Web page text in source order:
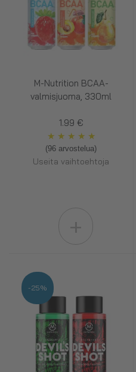
M-Nutrition BCAA-
valmisjuoma, 330ml
1.99 €
★ ★ ★ ★ ★
(96 arvostelua)
Useita vaihtoehtoja
-25%